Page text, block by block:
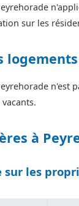
sur les
n'est
à
sur les